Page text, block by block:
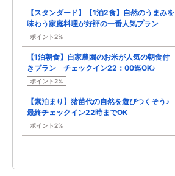
【スタンダード】【1泊2食】自然のうまみを
味わう家庭料理が好評の一番人気プラン
ポイント2%
【1泊朝食】自家農園のお米が人気の朝食付
きプラン チェックイン22：00迄OK♪
ポイント2%
【素泊まり】猪苗代の自然を遊びつくそう♪
最終チェックイン22時までOK
ポイント2%